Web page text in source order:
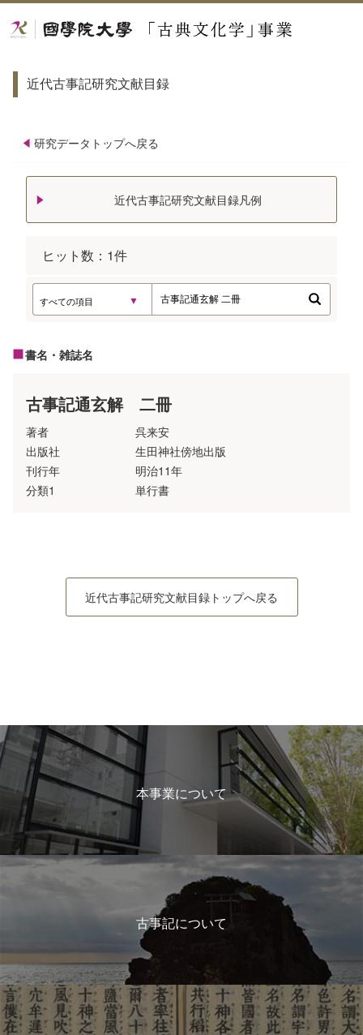
近代古事記研究文献目録
研究データトップへ戻る
近代古事記研究文献目録凡例
ヒット数： 1件
書名・雑誌名
古事記通玄解 二冊
著者
呉来安
出版社
生田神社傍地出版
刊行年
明治11年
分類1
単行書
近代古事記研究文献目録トップへ戻る
本事業について
古事記について